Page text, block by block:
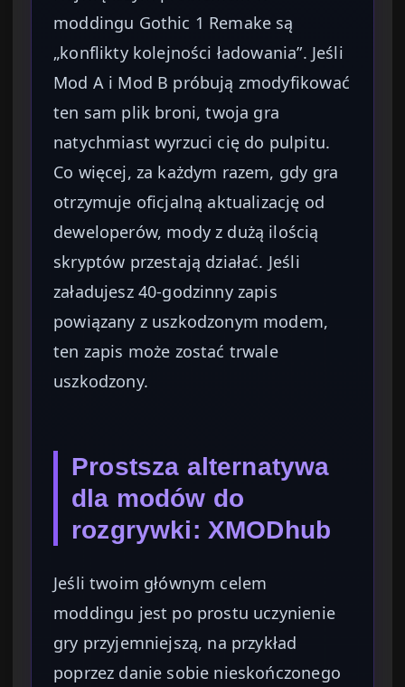
moddingu Gothic 1 Remake są
„konflikty kolejności ładowania”. Jeśli
Mod A i Mod B próbują zmodyfikować
ten sam plik broni, twoja gra
natychmiast wyrzuci cię do pulpitu.
Co więcej, za każdym razem, gdy gra
otrzymuje oficjalną aktualizację od
deweloperów, mody z dużą ilością
skryptów przestają działać. Jeśli
załadujesz 40-godzinny zapis
powiązany z uszkodzonym modem,
ten zapis może zostać trwale
uszkodzony.
Prostsza alternatywa
dla modów do
rozgrywki: XMODhub
Jeśli twoim głównym celem
moddingu jest po prostu uczynienie
gry przyjemniejszą, na przykład
poprzez danie sobie nieskończonego